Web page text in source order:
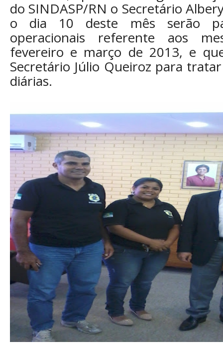
do SINDASP/RN o Secretário
o dia 10 deste mês serão
operacionais referente aos
fevereiro e março de 2013, e
Secretário Júlio Queiroz para
diárias.